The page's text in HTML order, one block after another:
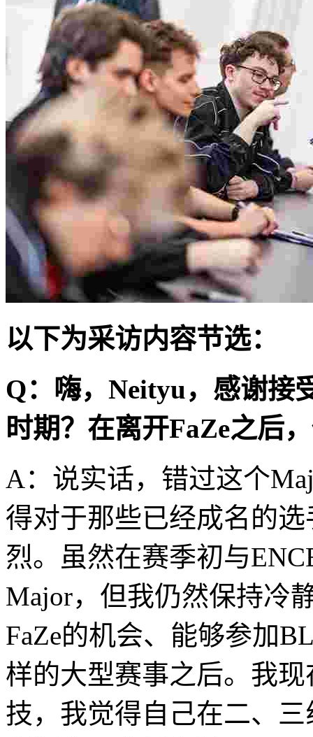
以下为采访内容节选：
Q：嗨，Neityu，感谢接
时期？在离开FaZe之后
A：说实话，错过这个
得对于那些已经成名的
烈。虽然在赛季初与
Major，但我仍然保持冷
FaZe的机会、能够参加
样的大型赛事之后。我
技，我觉得自己在二、